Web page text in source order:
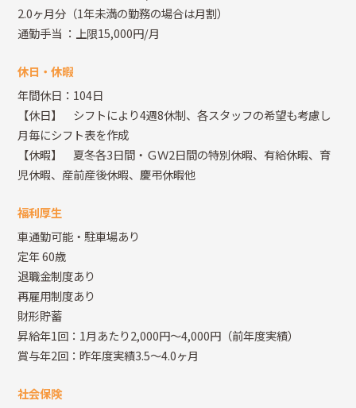
2.0ヶ月分（1年未満の勤務の場合は月割）
通勤手当 ：上限15,000円/月
休日・休暇
年間休日：104日
【休日】 シフトにより4週8休制、各スタッフの希望も考慮し
月毎にシフト表を作成
【休暇】 夏冬各3日間・ＧＷ2日間の特別休暇、有給休暇、育
児休暇、産前産後休暇、慶弔休暇他
福利厚生
車通勤可能・駐車場あり
定年 60歳
退職金制度あり
再雇用制度あり
財形貯蓄
昇給年1回：1月あたり2,000円～4,000円（前年度実績）
賞与年2回：昨年度実績3.5～4.0ヶ月
社会保険